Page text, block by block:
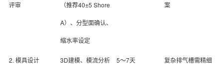
评审 （推荐40±5 Shore
A）、分型面确认、
缩水率设定
案
2. 模具设计 3D建模、模流分析 5～7天 复杂排气槽需精细